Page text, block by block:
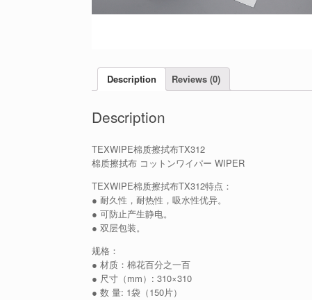
Description Reviews (0)
Description
TEXWIPE棉质擦拭布TX312
棉质擦拭布 コットンワイパー WIPER
TEXWIPE棉质擦拭布TX312特点：
● 耐久性，耐热性，吸水性优异。
● 可防止产生静电。
● 双层包装。
规格：
● 材质：棉花百分之一百
● 尺寸（mm）: 310×310
● 数 量: 1袋（150片）